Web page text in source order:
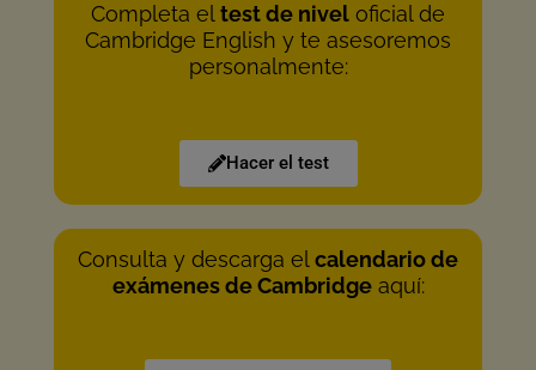
Completa eltest de nivel oficial de
Cambridge English y te asesoremos
personalmente:
Hacer el test
Consulta y descarga elcalendario de
exámenes de Cambridgeaquí: